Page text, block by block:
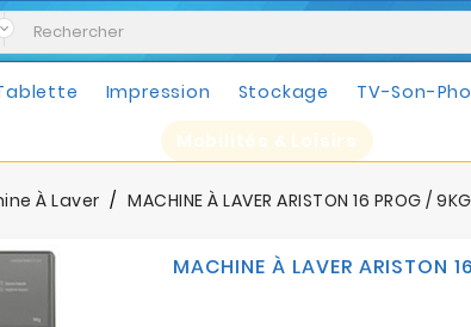
Impression Stockage TV-Son-
Mobilités & Loisirs
À Laver MACHINE À LAVER ARISTON 16 PROG /
MACHINE À LAVER